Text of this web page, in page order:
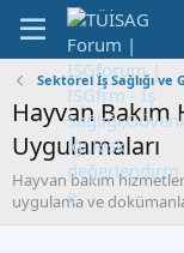
Sektörel İş Sağlığı ve
Hayvan Bakım
Uygulamaları
Hayvan bakım
uygulama ve